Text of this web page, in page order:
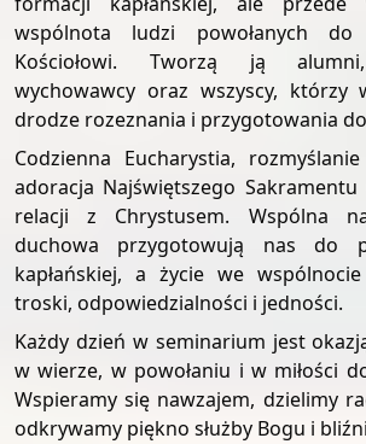
wspólnota ludzi powołanych
Kościołowi. Tworzą ją
wychowawcy oraz wszyscy, którzy
drodze rozeznania i przygotowania
Codzienna Eucharystia,
adoracja Najświętszego
relacji z Chrystusem. Wspólna
duchowa przygotowują nas do
kapłańskiej, a życie we
troski, odpowiedzialności i jedności.
Każdy dzień w seminarium jest
w wierze, w powołaniu i w miłości
Wspieramy się nawzajem, dzielimy
odkrywamy piękno służby Bogu i